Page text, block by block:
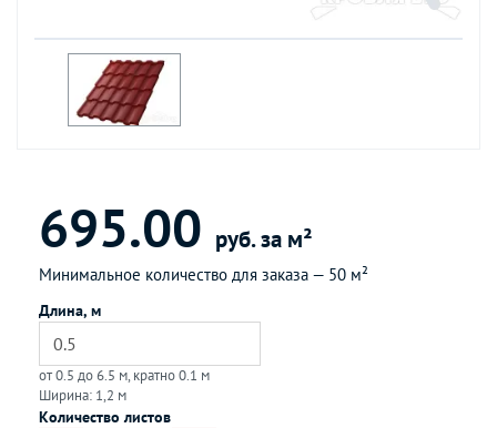
695.00 руб. за м²
Минимальное количество для заказа — 50 м²
Длина, м
от 0.5 до 6.5 м, кратно 0.1 м
Ширина: 1,2 м
Количество листов